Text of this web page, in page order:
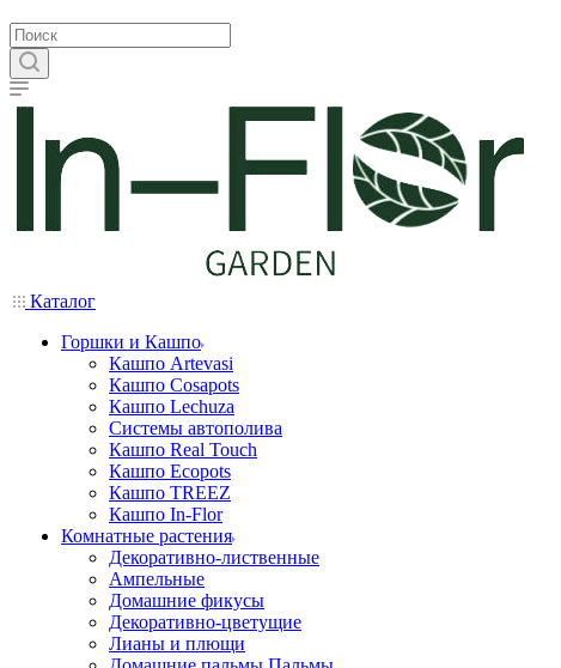
Каталог
Горшки и Кашпо
Кашпо Artevasi
Кашпо Cosapots
Кашпо Lechuza
Системы автополива
Кашпо Real Touch
Кашпо Ecopots
Кашпо TREEZ
Кашпо In-Flor
Комнатные растения
Декоративно-лиственные
Ампельные
Домашние фикусы
Декоративно-цветущие
Лианы и плющи